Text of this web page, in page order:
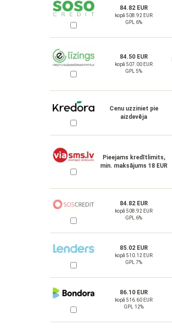
84.82 EUR
kopā 508.92 EUR
GPL 6%
84.50 EUR
kopā 507.00 EUR
GPL 5%
Cenu uzziniet pie
aizdevēja
Pieejams kredītlimits,
min. maksājums 18 EUR
84.82 EUR
kopā 508.92 EUR
GPL 6%
85.02 EUR
kopā 510.12 EUR
GPL 7%
86.10 EUR
kopā 516.60 EUR
GPL 12%